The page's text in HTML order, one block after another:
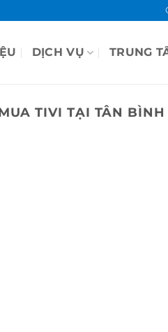
DỊCH VỤ TRUNG
TIVI TẠI TÂN BÌNH